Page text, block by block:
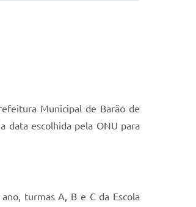
Municipal de Barão de
data escolhida pela ONU para
turmas A, B e C da Escola